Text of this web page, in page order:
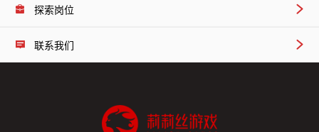
探索岗位
联系我们